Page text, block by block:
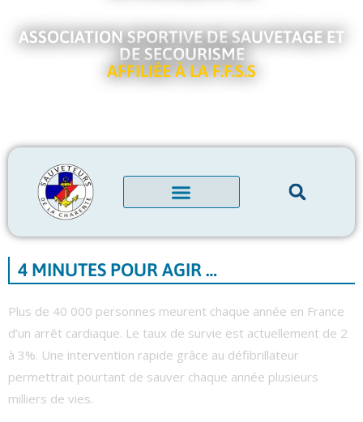
ASSOCIATION SPORTIVE DE SAUVETAGE ET
DE SECOURISME
AFFILIÉE À LA F.F.S.S
4 MINUTES POUR AGIR …
Plus de 40 000 personnes meurent chaque année en France
d’un arrêt cardiaque. Le taux de survie est actuellement de 2
à 3%. Une intervention rapide grâce au défibrillateur
permettrait pourtant de sauver chaque année plusieurs
milliers de vies.